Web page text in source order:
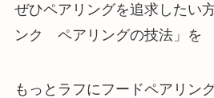
ぜひペアリングを追求したい
ンク ペアリングの技法」を
もっとラフにフードペアリン